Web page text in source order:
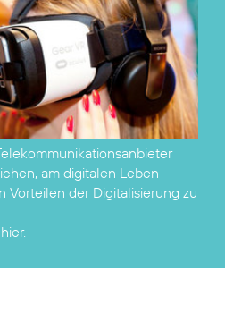
am digitalen Leben
Vorteilen der Digitalisierung zu